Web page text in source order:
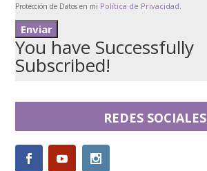
Protección de Datos en mi Política de Privacidad
You have Successfully
Subscribed!
REDES SOCIALES